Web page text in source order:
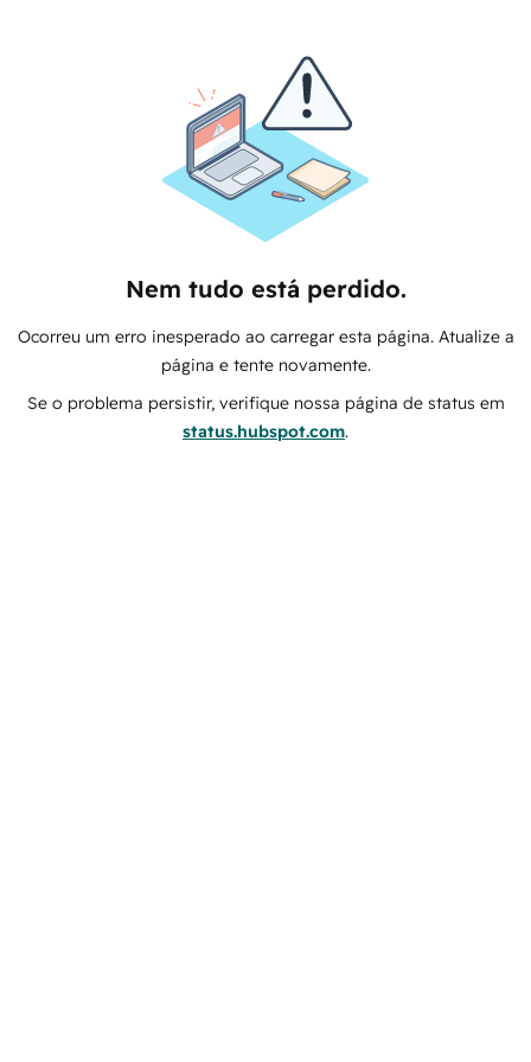
Nem tudo está perdido.
Ocorreu um erro inesperado ao carregar esta página. Atualize a
página e tente novamente.
Se o problema persistir, verifique nossa página de status em
status.hubspot.com.